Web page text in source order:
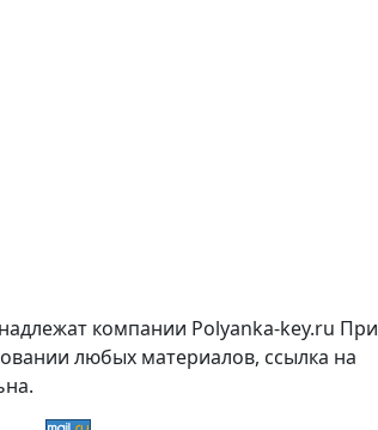
компании Polyanka-key.ru При
любых материалов, ссылка на